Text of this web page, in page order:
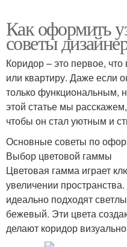
Как оформить
советы
Коридор – это первое,
или квартиру. Даже если
только функциональным,
этой статье мы
чтобы он стал уютным и
Основные советы по
Выбор цветовой гаммы
Цветовая гамма играет
увеличении
идеально подходят
бежевый. Эти цвета
делают коридор